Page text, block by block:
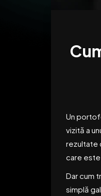
Un
vizită a
rezultate
care
Dar cum
simplă